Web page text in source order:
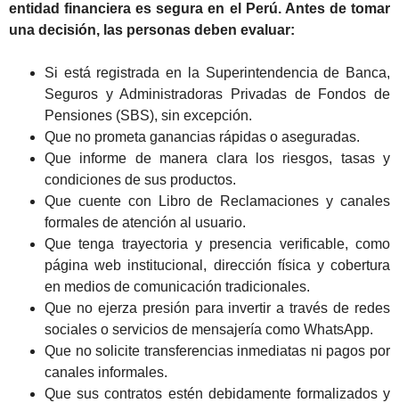
entidad financiera es segura en el Perú. Antes de tomar
una decisión, las personas deben evaluar:
Si está registrada en la Superintendencia de Banca,
Seguros y Administradoras Privadas de Fondos de
Pensiones (SBS), sin excepción.
Que no prometa ganancias rápidas o aseguradas.
Que informe de manera clara los riesgos, tasas y
condiciones de sus productos.
Que cuente con Libro de Reclamaciones y canales
formales de atención al usuario.
Que tenga trayectoria y presencia verificable, como
página web institucional, dirección física y cobertura
en medios de comunicación tradicionales.
Que no ejerza presión para invertir a través de redes
sociales o servicios de mensajería como WhatsApp.
Que no solicite transferencias inmediatas ni pagos por
canales informales.
Que sus contratos estén debidamente formalizados y